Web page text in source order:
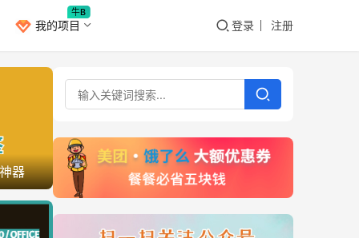
我的项目
牛B
登录 注册
器